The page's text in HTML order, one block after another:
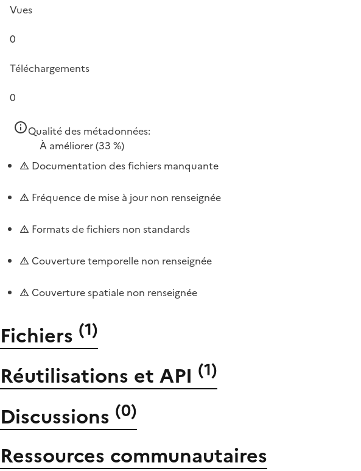
Vues
0
Téléchargements
0
Qualité des métadonnées:
À améliorer(33 %)
Documentation des fichiers manquante
Fréquence de mise à jour non renseignée
Formats de fichiers non standards
Couverture temporelle non renseignée
Couverture spatiale non renseignée
Fichiers (1)
Réutilisations et API (1)
Discussions (0)
Ressources communautaires